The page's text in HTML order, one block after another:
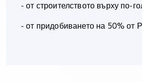
- от строителството върху по-
- от придобиването на 50% от